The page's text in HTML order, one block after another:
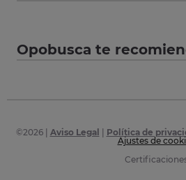
Opobusca te
©2026| Aviso Legal Política de
Ajustes de